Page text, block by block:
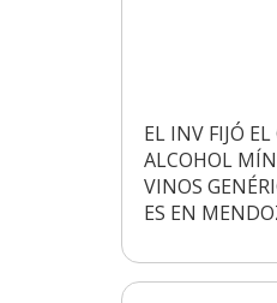
EL INV FIJÓ
ALCOHOL
VINOS
ES EN